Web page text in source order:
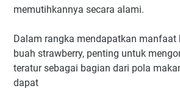
memutihkannya secara alami.
Dalam rangka mendapatkan manfaat
buah strawberry, penting untuk
teratur sebagai bagian dari pola
dapat